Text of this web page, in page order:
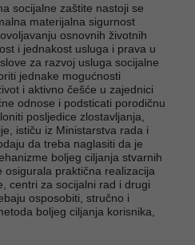
socijalne zaštite nastoji se
materijalna sigurnost
osnovnih životnih
i jednakost usluga i prava u
za razvoj usluga socijalne
jednake mogućnosti
i aktivno češće u zajednici
odnose i podsticati porodičnu
posljedice zlostavljanja,
ističu iz Ministarstva rada i
da treba naglasiti da je
boljeg ciljanja stvarnih
osigurala praktična realizacija
centri za socijalni rad i drugi
osposobiti, stručno i
boljeg ciljanja korisnika,